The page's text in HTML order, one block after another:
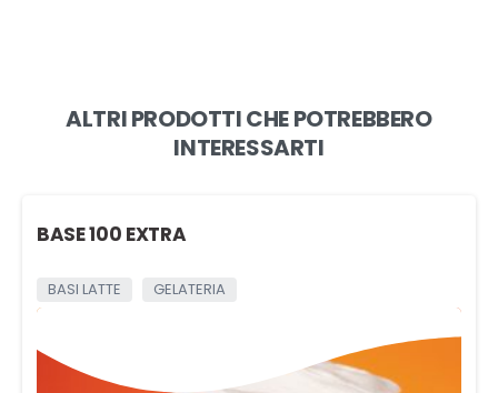
ALTRI PRODOTTI CHE POTREBBERO
INTERESSARTI
BASE 100 EXTRA
BASI LATTE GELATERIA